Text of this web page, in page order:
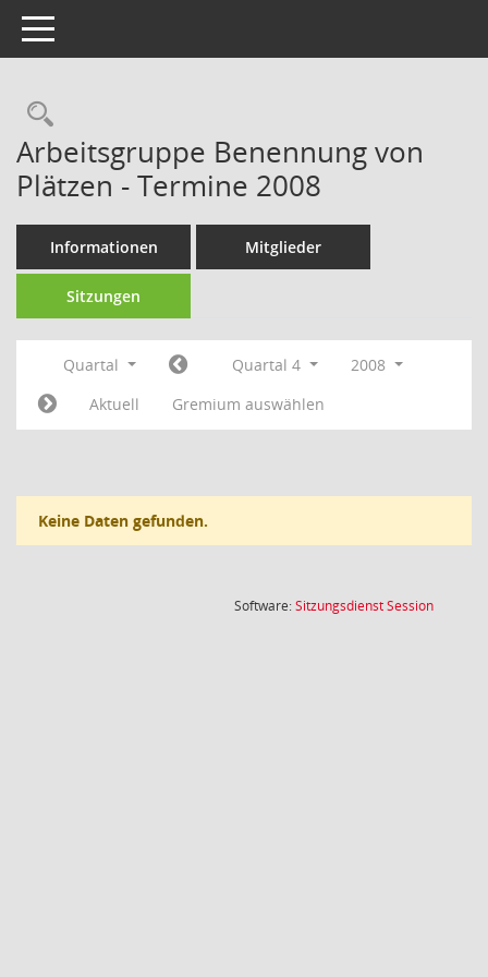
Toggle navigation
Rechercheauswahl
Arbeitsgruppe Benennung von
Plätzen - Termine 2008
Informationen Mitglieder
Sitzungen
Quartal Quartal 4
2008
Aktuell
Gremium auswählen
Keine Daten gefunden.
Software:SitzungsdienstSession(Wird in